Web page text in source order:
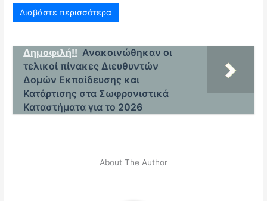
Διαβάστε περισσότερα
Δημοφιλή!! Ανακοινώθηκαν οι
τελικοί πίνακες Διευθυντών
Δομών Εκπαίδευσης και
Κατάρτισης στα Σωφρονιστικά
Καταστήματα για το 2026
About The Author